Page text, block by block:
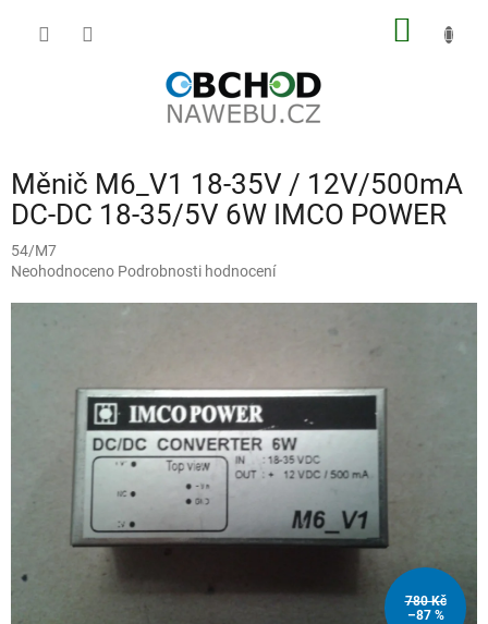
Měnič M6_V1 18-35V / 12V/500mA
DC-DC 18-35/5V 6W IMCO POWER
54/M7
Průměrné
Neohodnoceno Podrobnosti hodnocení
780 Kč
–87 %